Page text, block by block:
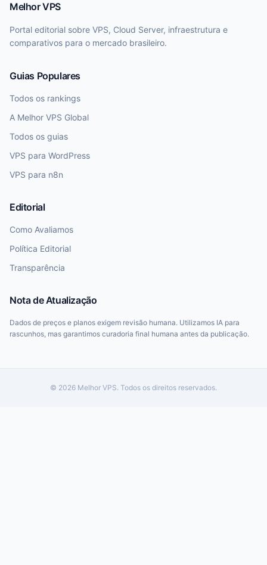
Melhor VPS
Portal editorial sobre VPS, Cloud Server, infraestrutura e
comparativos para o mercado brasileiro.
Guias Populares
Todos os rankings
A Melhor VPS Global
Todos os guias
VPS para WordPress
VPS para n8n
Editorial
Como Avaliamos
Política Editorial
Transparência
Nota de Atualização
Dados de preços e planos exigem revisão humana. Utilizamos IA para
rascunhos, mas garantimos curadoria final humana antes da publicação.
© 2026 Melhor VPS. Todos os direitos reservados.